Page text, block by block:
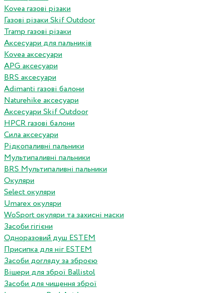
Kovea газові різаки
Газові різаки Skif Outdoor
Tramp газові різаки
Аксесуари для пальників
Kovea аксесуари
APG аксесуари
BRS аксесуари
Adimanti газові балони
Naturehike аксесуари
Аксесуари Skif Outdoor
HPCR газові балони
Сила аксесуари
Рідкопаливні пальники
Мультипаливні пальники
BRS Мультипаливні пальники
Окуляри
Select окуляри
Umarex окуляри
WoSport окуляри та захисні маски
Засоби гігієни
Одноразовий душ ESTEM
Присипка для ніг ESTEM
Засоби догляду за зброєю
Вішери для зброї Ballistol
Засоби для чищення зброї